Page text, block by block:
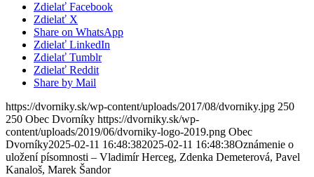
Zdielať Facebook
Zdielať X
Share on WhatsApp
Zdielať LinkedIn
Zdielať Tumblr
Zdielať Reddit
Share by Mail
https://dvorniky.sk/wp-content/uploads/2017/08/dvorniky.jpg 250
250 Obec Dvorníky https://dvorniky.sk/wp-
content/uploads/2019/06/dvorniky-logo-2019.png Obec
Dvorníky2025-02-11 16:48:382025-02-11 16:48:38Oznámenie o
uložení písomnosti – Vladimír Herceg, Zdenka Demeterová, Pavel
Kanaloš, Marek Šandor